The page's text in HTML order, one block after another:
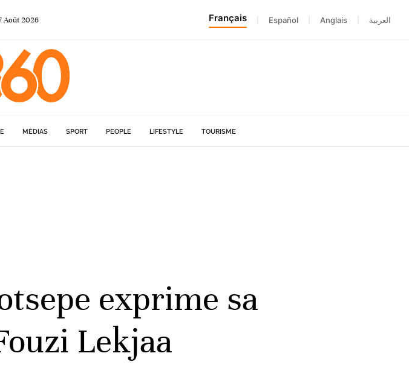
Août 2026 Français Español Anglais العربية
MÉDIAS SPORT PEOPLE LIFESTYLE TOURISME
exprime sa
Lekjaa